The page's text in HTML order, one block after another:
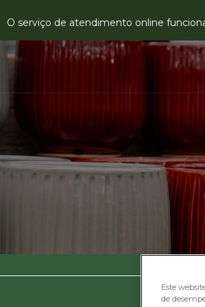
O serviço de atendimento online
Este
de